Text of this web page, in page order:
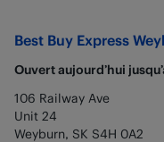
Best Buy Express
Ouvert aujourd’hui
106 Railway Ave
Unit 24
Weyburn, SK S4H 0A2